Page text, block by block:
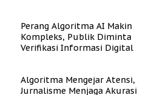
Perang Algoritma AI Makin
Kompleks, Publik Diminta
Verifikasi Informasi Digital
Algoritma Mengejar Atensi,
Jurnalisme Menjaga Akurasi